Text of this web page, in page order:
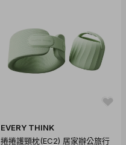
EVERY THINK
捲捲護頸枕(EC2) 居家辦公旅行